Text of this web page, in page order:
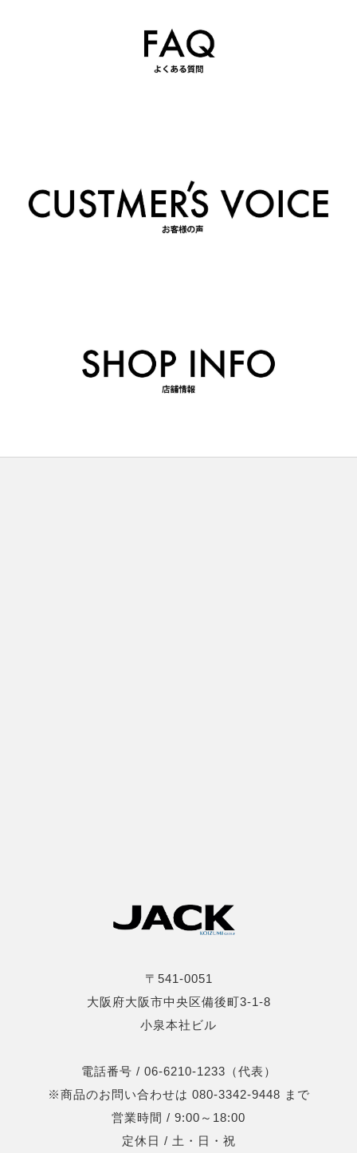
〒541-0051
大阪府大阪市中央区備後町3-1-8
小泉本社ビル
電話番号 / 06-6210-1233（代表）
※商品のお問い合わせは 080-3342-9448 まで
営業時間 / 9:00～18:00
定休日 / 土・日・祝